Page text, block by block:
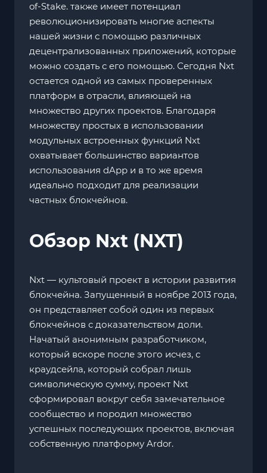
of-Stake. также имеет потенциал
революционизировать многие аспекты
нашей жизни с помощью различных
децентрализованных приложений, которые
можно создать с его помощью. Сегодня Nxt
остается одной из самых проверенных
платформ в отрасли, влияющей на
множество других проектов. Благодаря
множеству простых в использовании
модульных встроенных функций Nxt
охватывает большинство вариантов
использования dApp и в то же время
идеально подходит для реализации
частных блокчейнов.
Обзор Nxt (NXT)
Nxt — культовый проект в истории развития
блокчейна. Запущенный в ноябре 2013 года,
он представляет собой один из первых
блокчейнов с доказательством доли.
Начатый анонимным разработчиком,
который вскоре после этого исчез, с
краудсейла, который собрал лишь
символическую сумму, проект Nxt
сформировал вокруг себя замечательное
сообщество и породил множество
успешных последующих проектов, включая
собственную платформу Ardor.